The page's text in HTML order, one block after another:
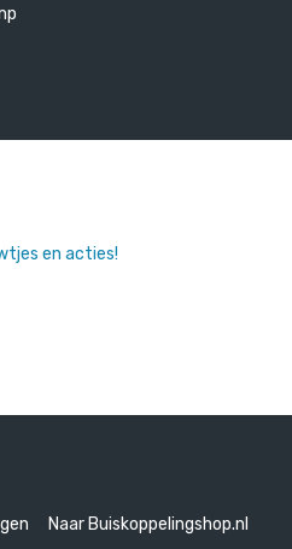
en acties!
Naar Buiskoppelingshop.nl